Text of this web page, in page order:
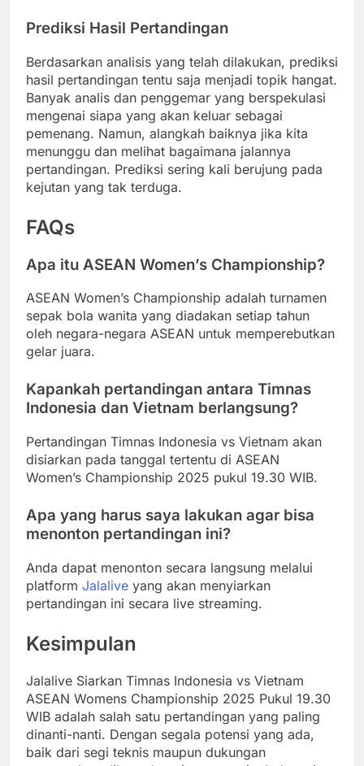
Prediksi Hasil Pertandingan
Berdasarkan analisis yang telah dilakukan, prediksi
hasil pertandingan tentu saja menjadi topik hangat.
Banyak analis dan penggemar yang berspekulasi
mengenai siapa yang akan keluar sebagai
pemenang. Namun, alangkah baiknya jika kita
menunggu dan melihat bagaimana jalannya
pertandingan. Prediksi sering kali berujung pada
kejutan yang tak terduga.
FAQs
Apa itu ASEAN Women’s Championship?
ASEAN Women’s Championship adalah turnamen
sepak bola wanita yang diadakan setiap tahun
oleh negara-negara ASEAN untuk memperebutkan
gelar juara.
Kapankah pertandingan antara Timnas
Indonesia dan Vietnam berlangsung?
Pertandingan Timnas Indonesia vs Vietnam akan
disiarkan pada tanggal tertentu di ASEAN
Women’s Championship 2025 pukul 19.30 WIB.
Apa yang harus saya lakukan agar bisa
menonton pertandingan ini?
Anda dapat menonton secara langsung melalui
platform Jalalive yang akan menyiarkan
pertandingan ini secara live streaming.
Kesimpulan
Jalalive Siarkan Timnas Indonesia vs Vietnam
ASEAN Womens Championship 2025 Pukul 19.30
WIB adalah salah satu pertandingan yang paling
dinanti-nanti. Dengan segala potensi yang ada,
baik dari segi teknis maupun dukungan